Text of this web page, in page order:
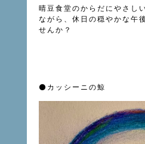
晴豆食堂のからだにやさし
ながら、休日の穏やかな午
せんか？
⚫️ カッシーニの鯨